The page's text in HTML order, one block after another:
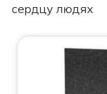
сердцу людях